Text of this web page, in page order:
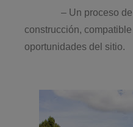
– Un proceso de
construcción,
oportunidades del sitio.